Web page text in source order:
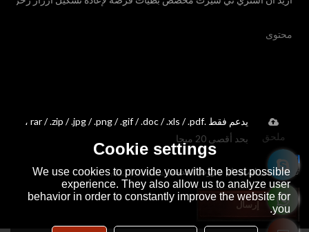
يدعم فقط .rar / .zip / .jpg / .png / .gif / .doc / .xls / .pdf ،
بحد أقصى 20 ميجا
ملحق
توافق على استخدام شروط الخدمة,الشروط والاحكام
إرسال
Cookie settings
We use cookies to provide you with the best possible
experience. They also allow us to analyze user
behavior in order to constantly improve the website for
you.